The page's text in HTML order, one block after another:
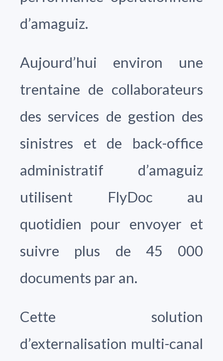
d’amaguiz.
Aujourd’hui environ une
trentaine de collaborateurs
des services de gestion des
sinistres et de back-office
administratif d’amaguiz
utilisent FlyDoc au
quotidien pour envoyer et
suivre plus de 45 000
documents par an.
Cette solution
d’externalisation multi-canal